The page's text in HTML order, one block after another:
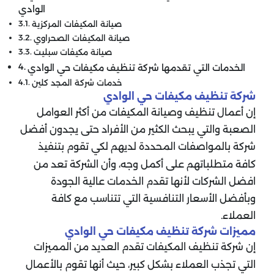
الوادي
صيانة المكيفات المركزية
صيانة المكيفات الصحراوي
صيانة مكيفات سبليت
خدمات شركة المجد كلين
شركة تنظيف مكيفات حي الوادي
إن أعمال تنظيف وصيانة المكيفات من أكثر العوامل
الصعبة والتي يبحث الكثير من الأفراد حتى يجدون أفضل
شركة بالمواصفات المحددة لديهم لكي تقوم بتنفيذ
كافة متطلباتهم على أكمل وجه، وأن الشركة تعد من
افضل الشركات لأنها تقدم الخدمات عالية الجودة
وبأفضل الأسعار التنافسية التي تتناسب مع كافة
العملاء.
مميزات شركة تنظيف مكيفات حي الوادي
إن شركة تنظيف المكيفات تقدم العديد من المميزات
التي تجذب العملاء بشكل كبير، حيث أنها تقوم بالأعمال